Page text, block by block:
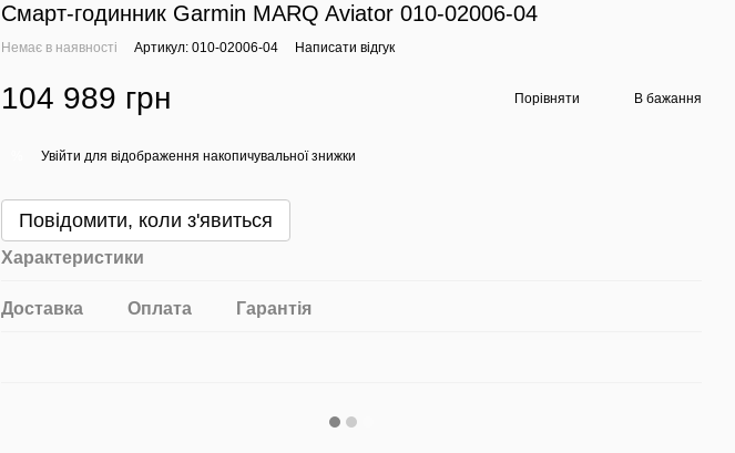
Смарт-годинник Garmin MARQ Aviator 010-02006-04
Немає в наявності Артикул: 010-02006-04 Написати відгук
104 989 грн Порівняти В бажання
Увійти для відображення накопичувальної знижки
Повідомити, коли з'явиться
Характеристики
Доставка Оплата Гарантія